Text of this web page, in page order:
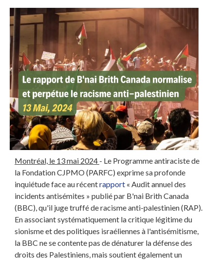
Montréal, le 13 mai 2024 - Le Programme antiraciste de
la Fondation CJPMO (PARFC) exprime sa profonde
inquiétude face au récentrapport « Audit annuel des
incidents antisémites » publié par B'nai Brith Canada
(BBC), qu'il juge truffé de racisme anti-palestinien (RAP).
En associant systématiquement la critique légitime du
sionisme et des politiques israéliennes à l'antisémitisme,
la BBC ne se contente pas de dénaturer la défense des
droits des Palestiniens, mais soutient également un